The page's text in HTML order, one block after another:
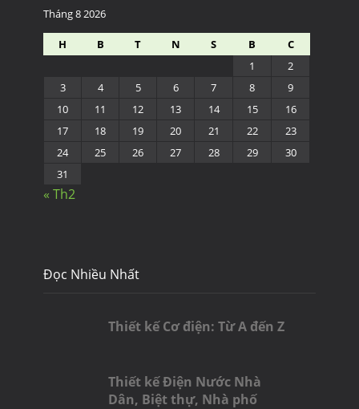
Tháng 8 2026
H B T N S B
C
1
2
3
4 5 6 7 8
9
10
11 12 13 14 15
16
17
18 19 20 21 22
23
24
25 26 27 28 29
30
31
« Th2
Đọc Nhiều Nhất
Thiết kế Cơ điện: Từ A đến Z
Thiết kế Điện Nước Nhà
Dân, Biệt thự, Nhà phố